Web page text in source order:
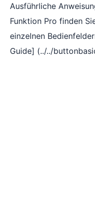
Ausführliche
Funktion Pro finden
einzelnen
Guide] (../../